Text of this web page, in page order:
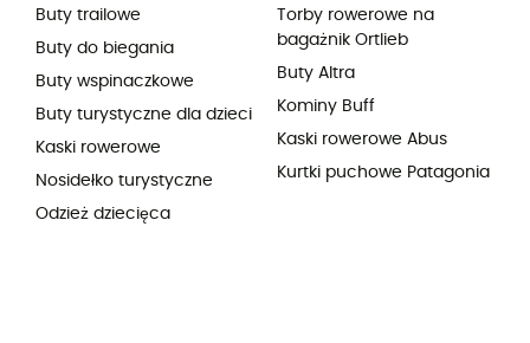
Buty trailowe
Buty do biegania
Buty wspinaczkowe
Buty turystyczne dla dzieci
Kaski rowerowe
Nosidełko turystyczne
Odzież dziecięca
Torby rowerowe na
bagażnik Ortlieb
Buty Altra
Kominy Buff
Kaski rowerowe Abus
Kurtki puchowe Patagonia